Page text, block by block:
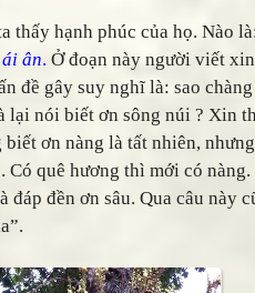
hạnh phúc của họ. Nào
ân. Ở đoạn này người viết
đề gây suy nghĩ là: sao
lại nói biết ơn sông núi ? Xin
ơn nàng là tất nhiên,
Có quê hương thì mới có
đáp đền ơn sâu. Qua câu này